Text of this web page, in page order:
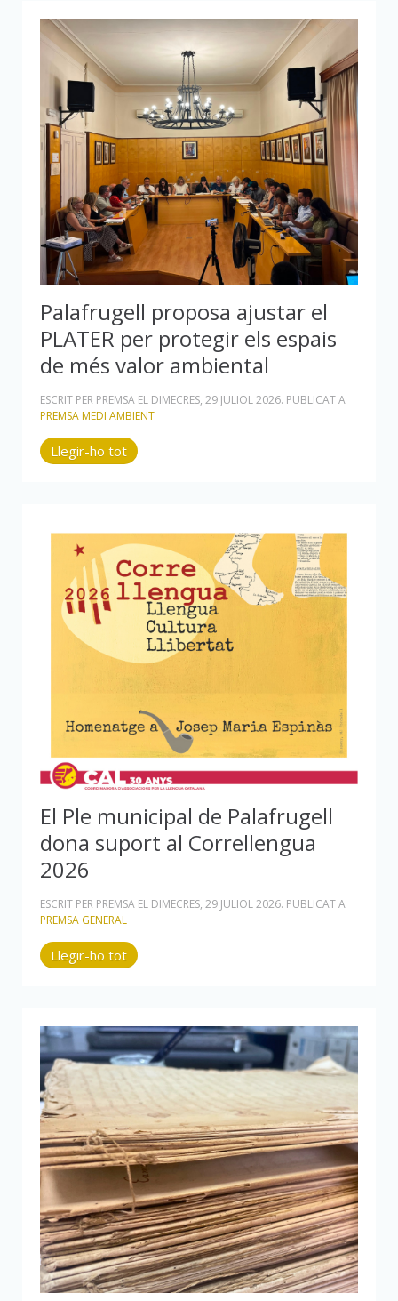
Palafrugell proposa ajustar el
PLATER per protegir els espais
de més valor ambiental
ESCRIT PER PREMSA EL DIMECRES, 29 JULIOL 2026. PUBLICAT A
PREMSA MEDI AMBIENT
Llegir-ho tot
El Ple municipal de Palafrugell
dona suport al Correllengua
2026
ESCRIT PER PREMSA EL DIMECRES, 29 JULIOL 2026. PUBLICAT A
PREMSA GENERAL
Llegir-ho tot